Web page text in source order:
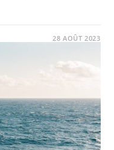
28 AOÛT 2023